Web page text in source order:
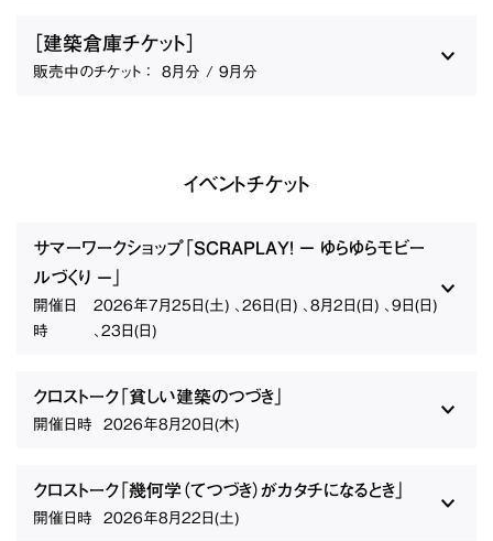
［建築倉庫チケット］
販売中のチケット ： 8月分 / 9月分
イベントチケット
サマーワークショップ「SCRAPLAY! − ゆらゆらモビー
ルづくり −」
開催日
時
2026年7月25日(土) 、26日(日) 、8月2日(日) 、9日(日)
、23日(日)
クロストーク「貧しい建築のつづき」
開催日時 2026年8月20日(木)
クロストーク「幾何学（てつづき）がカタチになるとき」
開催日時 2026年8月22日(土)